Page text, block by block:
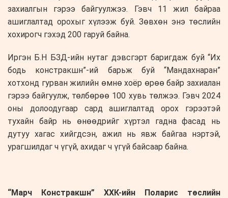
захиалгын гэрээ байгуулжээ. Гэвч 11 жил байраа
ашиглалтад орохыг хүлээж буй. Зөвхөн энэ төслийн
хохирогч гэхэд 200 гаруй байна.
Иргэн Б.Н БЗД-ийн нутаг дэвсгэрт баригдаж буй “Их
бодь констракшн”-ий барьж буй “Мандахнаран”
хотхонд гурван жилийн өмнө хоёр өрөө байр захиалан
гэрээ байгуулж, төлбөрөө 100 хувь төлжээ. Гэвч 2024
оны долоодугаар сард ашиглалтад орох гэрээтэй
тухайн байр нь өнөөдрийг хүртэл гадна фасад нь
дутуу хагас хийгдсэн, ажил нь явж байгаа нэртэй,
урагшилдаг ч үгүй, ахидаг ч үгүй байсаар байна.
“Марч Констракшн” ХХК-ийн Поларис төслийн